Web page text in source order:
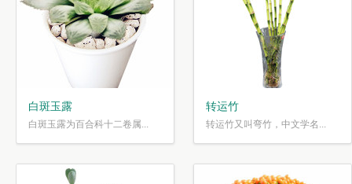
白斑玉露
白斑玉露为百合科十二卷属...
转运竹
转运竹又叫弯竹，中文学名...